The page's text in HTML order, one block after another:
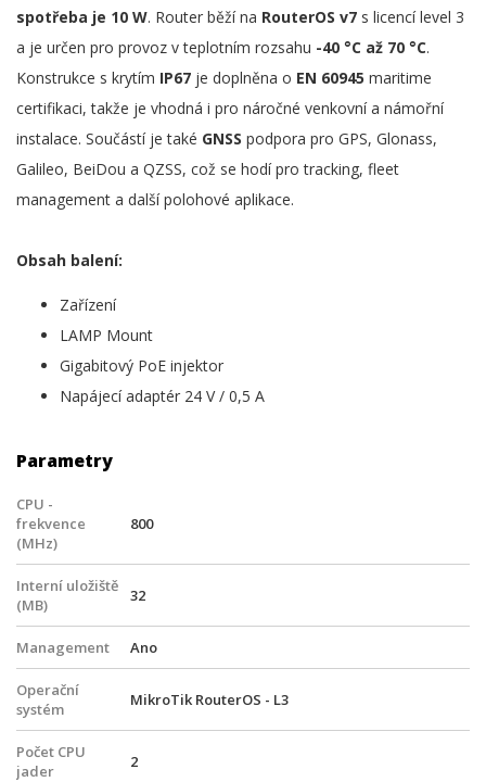
spotřeba je 10 W. Router běží na RouterOS v7 s licencí level 3
a je určen pro provoz v teplotním rozsahu -40 °C až 70 °C.
Konstrukce s krytím IP67 je doplněna o EN 60945 maritime
certifikaci, takže je vhodná i pro náročné venkovní a námořní
instalace. Součástí je také GNSS podpora pro GPS, Glonass,
Galileo, BeiDou a QZSS, což se hodí pro tracking, fleet
management a další polohové aplikace.
Obsah balení:
Zařízení
LAMP Mount
Gigabitový PoE injektor
Napájecí adaptér 24 V / 0,5 A
Parametry
CPU -
frekvence
(MHz)
800
Interní uložiště
(MB)
32
Management Ano
Operační
systém
MikroTik RouterOS - L3
Počet CPU
jader
2